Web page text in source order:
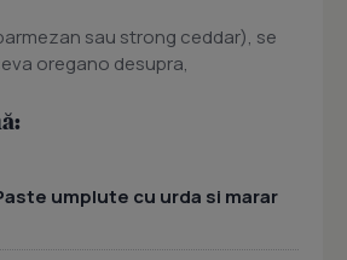
sau strong ceddar), se
oregano desupra,
umplute cu urda si marar